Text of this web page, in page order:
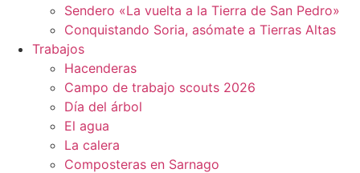
Sendero «La vuelta a la Tierra de San Pedro»
Conquistando Soria, asómate a Tierras Altas
Trabajos
Hacenderas
Campo de trabajo scouts 2026
Día del árbol
El agua
La calera
Composteras en Sarnago